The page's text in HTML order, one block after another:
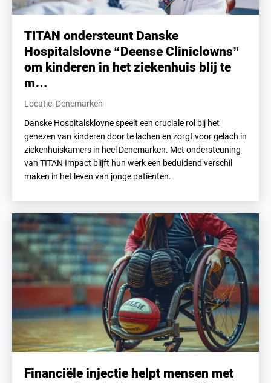
TITAN ondersteunt Danske
Hospitalslovne “Deense Cliniclowns”
om kinderen in het ziekenhuis blij te
m…
Locatie: Denemarken
Danske Hospitalsklovne speelt een cruciale rol bij het
genezen van kinderen door te lachen en zorgt voor gelach in
ziekenhuiskamers in heel Denemarken. Met ondersteuning
van TITAN Impact blijft hun werk een beduidend verschil
maken in het leven van jonge patiënten.
Financiële injectie helpt mensen met